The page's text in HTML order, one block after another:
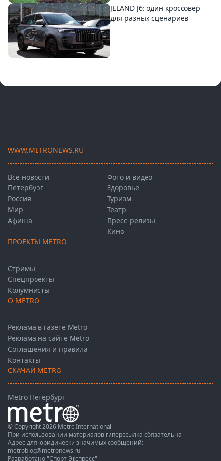
JELAND J6: один кроссовер
для разных сценариев
WWW.METRONEWS.RU
Все новости
Петербург
Россия
Мир
Афиша
Фото и видео
Здоровье
Туризм
Театр
Пресс-релизы
Кино
ПРОЕКТЫ METRO
Стримы
Спецпроекты
Колумнисты
О METRO
Реклама в газете Metro
Реклама на сайте Metro
Соглашения и правила
Контакты
СКАЧАЙ METRO
Metro Петербург
© Copyright 2026 Metro International
При использовании материалов гиперссылка обязательна
Адрес для юридически значимых сообщений:
metroblog@metronews.ru
Разработано "Спорт-Экспресс"